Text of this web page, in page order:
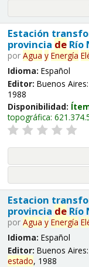
Estación
provincia deRío
por Agua y Energía
Idioma: Español
Editor: Buenos Aires:
1988
Disponibilidad:
topográfica:
Estacion
provincia deRío
por Agua y Energía
Idioma: Español
Editor: Buenos Aires:
estado, 1988